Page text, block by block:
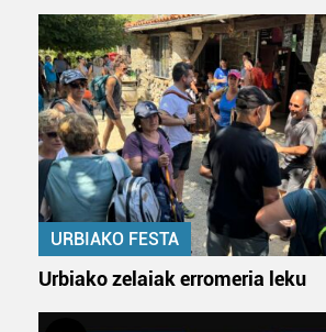
URBIAKO FESTA
Urbiako zelaiak erromeria leku